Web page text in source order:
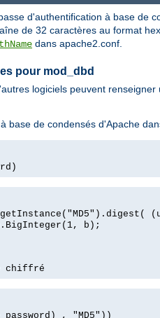
d'authentification à base de
de 32 caractères au format
dans apache2.conf.
pour mod_dbd
logiciels peuvent
base de condensés d'Apache
b);
chiffré
, "MD5"))